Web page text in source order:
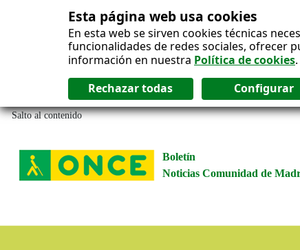
Esta página web usa cookies
En esta web se sirven cookies técnicas
funcionalidades de redes sociales, ofrecer
información en nuestra Política de cookies.
Salto al contenido
Boletín
Noticias Comunidad de